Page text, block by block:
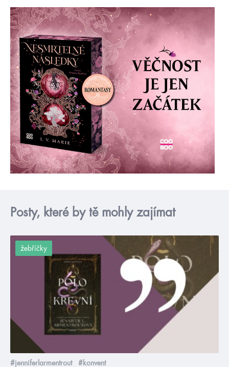
Posty, které by tě mohly zajímat
žebříčky
#jenniferlarmentrout #konvent